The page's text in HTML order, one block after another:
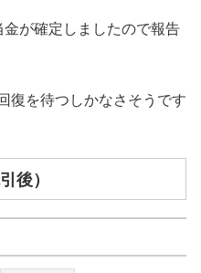
が確定しましたので報告
復を待つしかなさそうです
後）